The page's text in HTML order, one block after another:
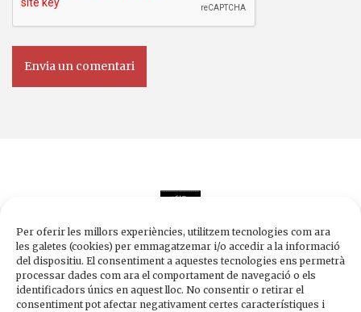
Per oferir les millors experiències, utilitzem tecnologies com ara
les galetes (cookies) per emmagatzemar i/o accedir a la informació
del dispositiu. El consentiment a aquestes tecnologies ens permetrà
processar dades com ara el comportament de navegació o els
identificadors únics en aquest lloc. No consentir o retirar el
consentiment pot afectar negativament certes característiques i
Edicions de 1984
Carrer Trafalgar, 10, 2n-2a A